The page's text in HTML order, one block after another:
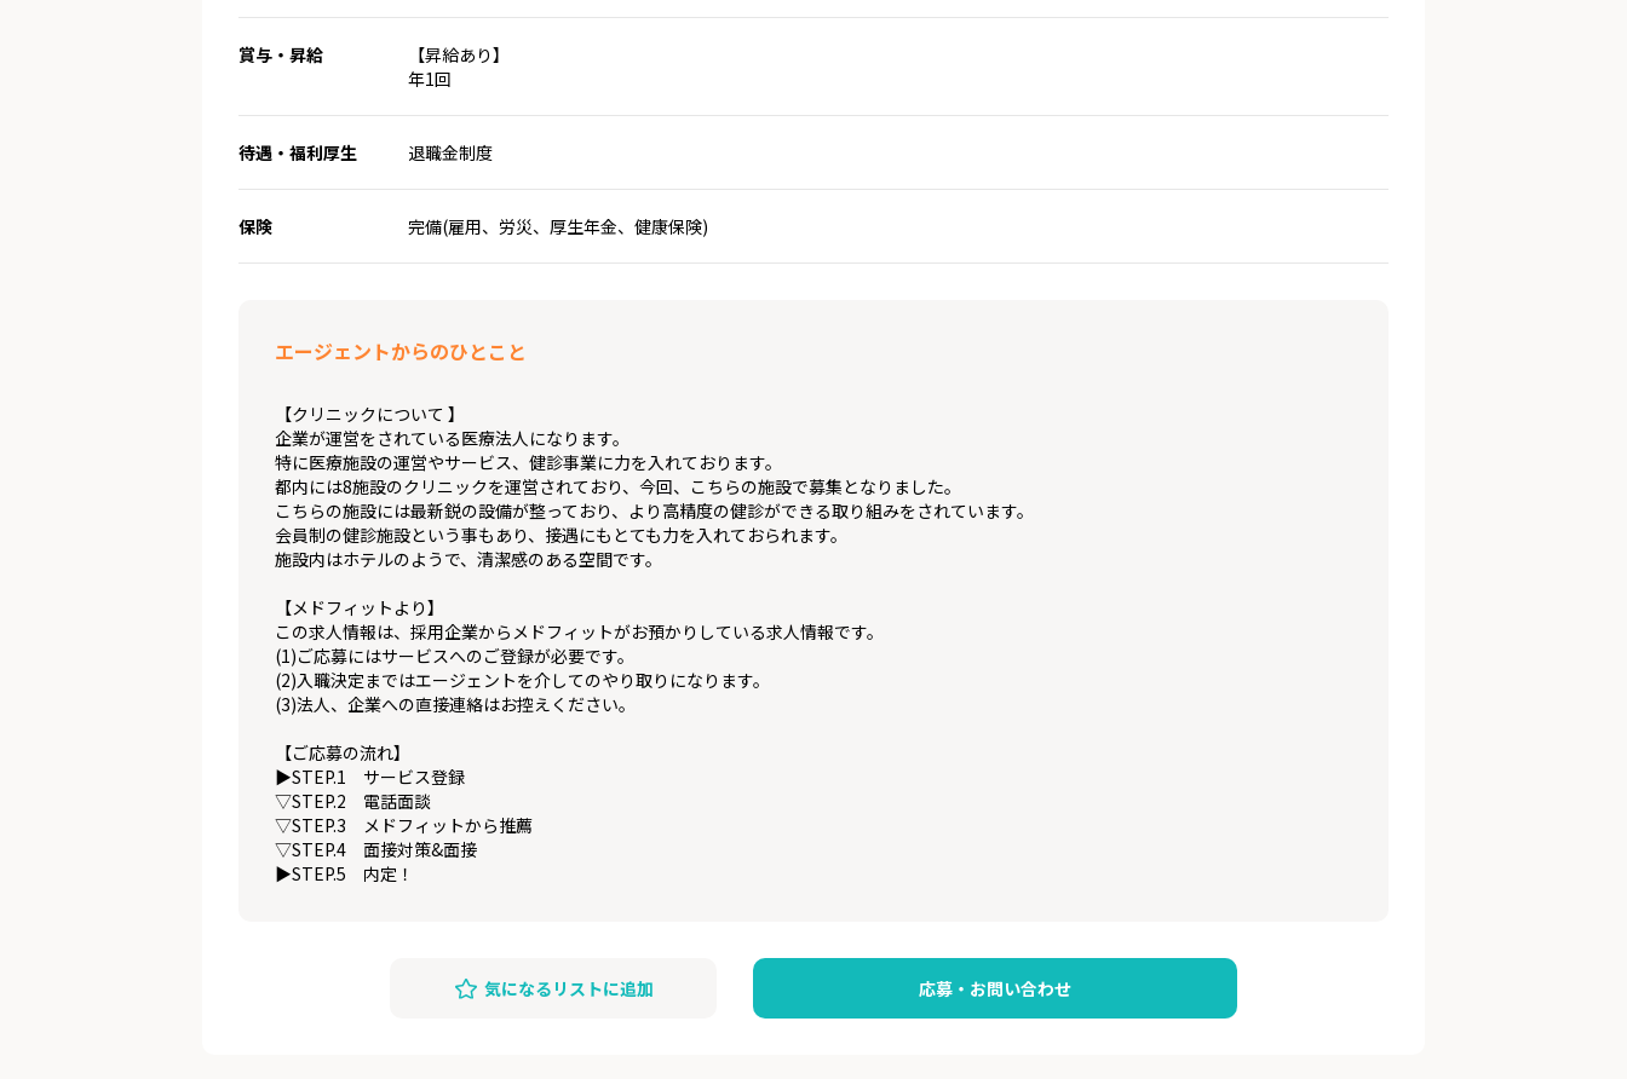
賞与・昇給
【昇給あり】
年1回
待遇・福利厚生 退職金制度
保険 完備(雇用、労災、厚生年金、健康保険)
エージェントからのひとこと
【クリニックについて 】
企業が運営をされている医療法人になります。
特に医療施設の運営やサービス、健診事業に力を入れております。
都内には8施設のクリニックを運営されており、今回、こちらの施設で募集となりました。
こちらの施設には最新鋭の設備が整っており、より高精度の健診ができる取り組みをされています。
会員制の健診施設という事もあり、接遇にもとても力を入れておられます。
施設内はホテルのようで、清潔感のある空間です。
【メドフィットより】
この求人情報は、採用企業からメドフィットがお預かりしている求人情報です。
(1)ご応募にはサービスへのご登録が必要です。
(2)入職決定まではエージェントを介してのやり取りになります。
(3)法人、企業への直接連絡はお控えください。
【ご応募の流れ】
▶STEP.1 サービス登録
▽STEP.2 電話面談
▽STEP.3 メドフィットから推薦
▽STEP.4 面接対策&面接
▶STEP.5 内定！
気になるリストに追加 応募・お問い合わせ